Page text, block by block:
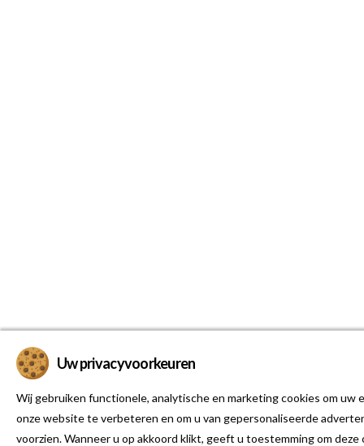
Uw privacyvoorkeuren
Wij gebruiken functionele, analytische en marketing cookies om uw
onze website te verbeteren en om u van gepersonaliseerde
voorzien. Wanneer u op akkoord klikt, geeft u toestemming om deze